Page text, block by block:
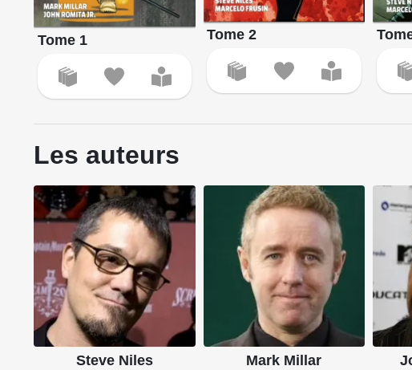
Tome 1 Tome 2
Les auteurs
Steve Niles Mark Millar